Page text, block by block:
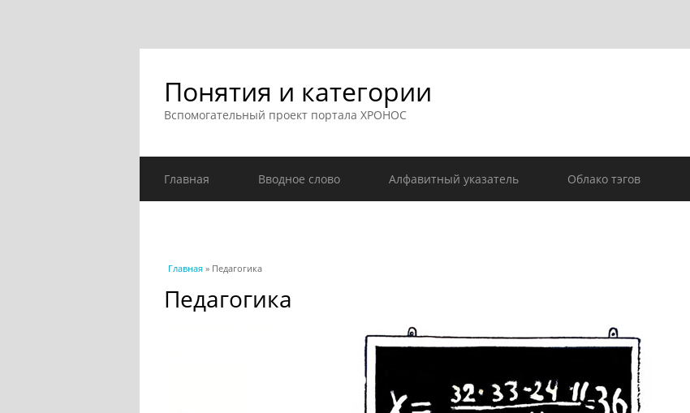
Понятия и категории
Вспомогательный проект портала ХРОНОС
Главная Вводное слово Алфавитный указатель Облако тэгов
Вы здесь
Главная » Педагогика
Педагогика